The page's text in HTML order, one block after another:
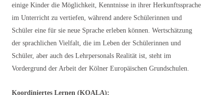
einige Kinder die Möglichkeit, Kenntnisse in ihrer Herkunftssprache
im Unterricht zu vertiefen, während andere Schülerinnen und
Schüler eine für sie neue Sprache erleben können. Wertschätzung
der sprachlichen Vielfalt, die im Leben der Schülerinnen und
Schüler, aber auch des Lehrpersonals Realität ist, steht im
Vordergrund der Arbeit der Kölner Europäischen Grundschulen.
Koordiniertes Lernen (KOALA):